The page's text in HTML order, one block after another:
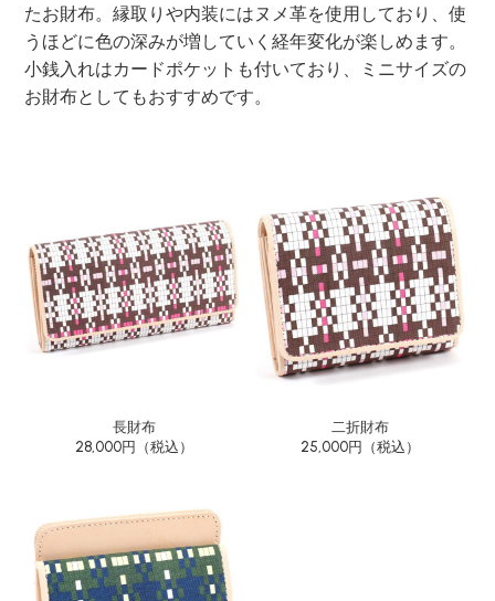
たお財布。縁取りや内装にはヌメ革を使用しており、使
うほどに色の深みが増していく経年変化が楽しめます。
小銭入れはカードポケットも付いており、ミニサイズの
お財布としてもおすすめです。
長財布
28,000円（税込）
二折財布
25,000円（税込）